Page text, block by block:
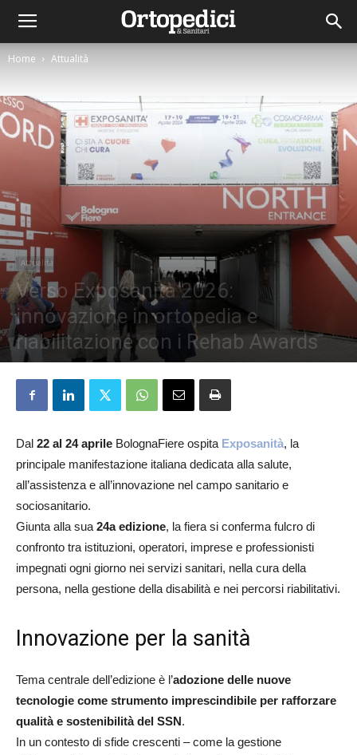
Home Attualità
Attualità
Verso Exposanità 2026:
innovazione in ortopedia e
riabilitazione con i Rehab Awards
Redazione 27 Febbraio 2026
Dal 22 al 24 aprile BolognaFiere ospita Exposanità, la
principale manifestazione italiana dedicata alla salute,
all’assistenza e all’innovazione nel campo sanitario e
sociosanitario.
Giunta alla sua 24a edizione, la fiera si conferma fulcro di
confronto tra istituzioni, operatori, imprese e professionisti
impegnati ogni giorno nei servizi sanitari, nella cura della
persona, nella gestione della disabilità e nei percorsi riabilitativi.
Innovazione per la sanità
Tema centrale dell’edizione è l’adozione delle nuove
tecnologie come strumento imprescindibile per rafforzare
qualità e sostenibilità del SSN.
In un contesto di sfide crescenti – come la gestione